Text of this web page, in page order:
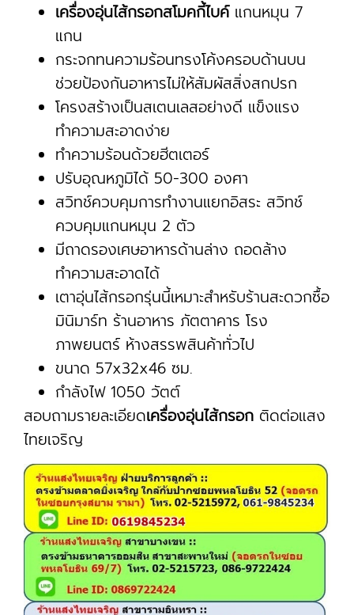
เครื่องอุ่นไส้กรอกสโมคกี้ไบค์ แกนหมุน 7
แกน
กระจกทนความร้อนทรงโค้งครอบด้านบน
ช่วยป้องกันอาหารไม่ให้สัมผัสสิ่งสกปรก
โครงสร้างเป็นสเตนเลสอย่างดี แข็งแรง
ทำความสะอาดง่าย
ทำความร้อนด้วยฮีตเตอร์
ปรับอุณหภูมิได้ 50-300 องศา
สวิทช์ควบคุมการทำงานแยกอิสระ สวิทช์
ควบคุมแกนหมุน 2 ตัว
มีถาดรองเศษอาหารด้านล่าง ถอดล้าง
ทำความสะอาดได้
เตาอุ่นไส้กรอกรุ่นนี้เหมาะสำหรับร้านสะดวกซื้อ
มินิมาร์ท ร้านอาหาร ภัตตาคาร โรง
ภาพยนตร์ ห้างสรรพสินค้าทั่วไป
ขนาด 57x32x46 ซม.
กำลังไฟ 1050 วัตต์
สอบถามรายละเอียดเครื่องอุ่นไส้กรอก ติดต่อแสง
ไทยเจริญ